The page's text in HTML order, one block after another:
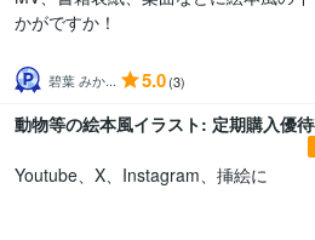
かがですか！
碧葉 みか... 5.0(3)
動物等の絵本風イラスト: 定期購入優
Youtube、X、Instagram、挿絵に